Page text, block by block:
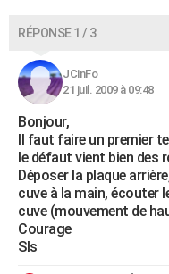
COPAINS D'AVANT
AVIS DE DÉCÈS
FORUM
Bricolage
Lifestyle
Culture
Sport
Auto
Television
Voyage
Cinema
RÉPONSE 1 / 3
JCinFo
21 juil. 2009 à 09:48
Bonjour,
Il faut faire un premier
le défaut vient bien des
Déposer la plaque
cuve à la main, écouter
cuve (mouvement de
Courage
Sls